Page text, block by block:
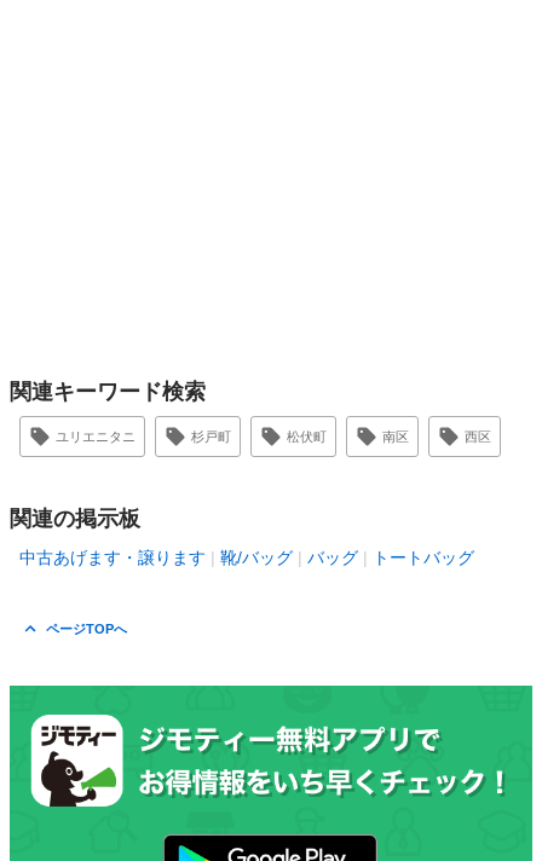
関連キーワード検索
ユリエニタニ 杉戸町 松伏町 南区 西区
関連の掲示板
中古あげます・譲ります 靴/バッグ バッグ トートバッグ
ページTOPへ